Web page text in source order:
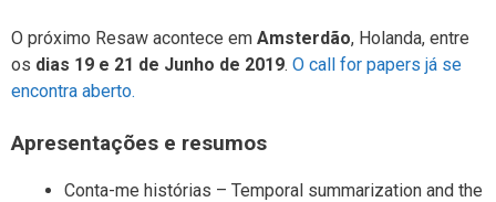
O próximo Resaw acontece em Amsterdão, Holanda, entre
os dias 19 e 21 de Junho de 2019. O call for papers já se
encontra aberto.
Apresentações e resumos
Conta-me histórias – Temporal summarization and the